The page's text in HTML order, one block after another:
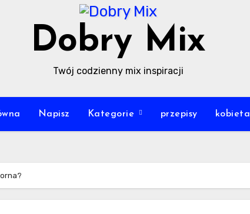
Dobry Mix
Twój codzienny mix inspiracji
Napisz Kategorie przepisy kobieta